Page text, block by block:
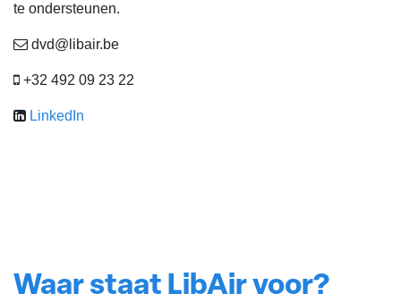
te ondersteunen.
dvd@libair.be
+32 492 09 23 22
LinkedIn
Waar staat LibAir voor?